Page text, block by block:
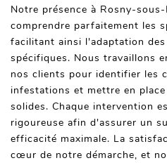
Notre présence à Rosny-
comprendre parfaitement les
facilitant ainsi l'adaptation
spécifiques. Nous travaillons
nos clients pour identifier les
infestations et mettre en
solides. Chaque intervention
rigoureuse afin d'assurer un
efficacité maximale. La
cœur de notre démarche, et